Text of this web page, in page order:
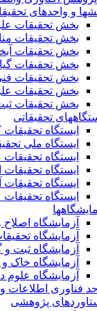
و واحدهای
بخش تحقیقات
بخش تحقیقات
بخش تحقیقات
بخش تحقیقات
بخش تحقیقات
بخش تحقیقات
بخش تحقیقات
تحقیقاتی
ایستگاه
ایستگاه ملی
ایستگاه
ایستگاه تحقیقات
ایستگاه
ایستگاه
آزمایشگاه اصلاح
آزمایشگاه
آزمایشگاه ثبت و
آزمایشگاه خاک
آزمایشگاه علوم
فناوری
پژوهشی